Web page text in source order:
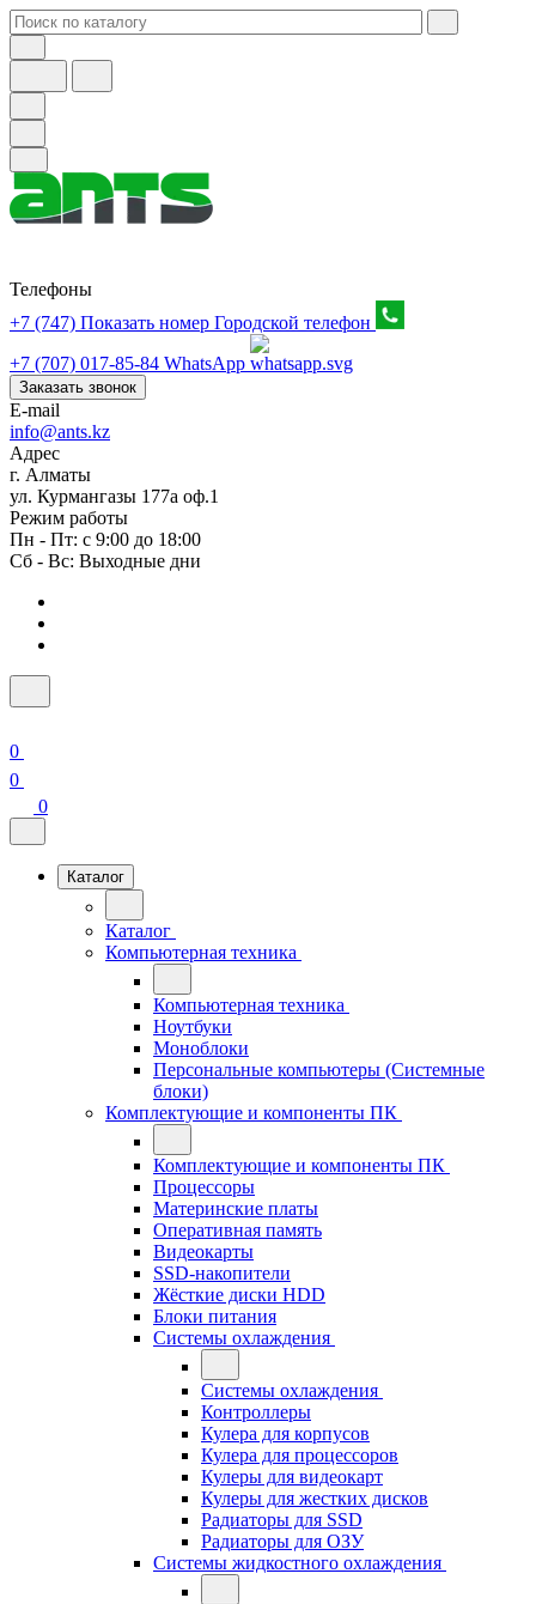
Телефоны
+7 (747) Показать номер Городской телефон
+7 (707) 017-85-84 WhatsApp
Заказать звонок
E-mail
info@ants.kz
Адрес
г. Алматы
ул. Курмангазы 177а оф.1
Режим работы
Пн - Пт: с 9:00 до 18:00
Сб - Вс: Выходные дни
0
0
0
Каталог
Каталог
Компьютерная техника
Компьютерная техника
Ноутбуки
Моноблоки
Персональные компьютеры (Системные
блоки)
Комплектующие и компоненты ПК
Комплектующие и компоненты ПК
Процессоры
Материнские платы
Оперативная память
Видеокарты
SSD-накопители
Жёсткие диски HDD
Блоки питания
Системы охлаждения
Системы охлаждения
Контроллеры
Кулера для корпусов
Кулера для процессоров
Кулеры для видеокарт
Кулеры для жестких дисков
Радиаторы для SSD
Радиаторы для ОЗУ
Системы жидкостного охлаждения